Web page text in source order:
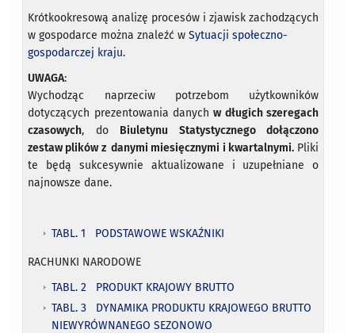
Krótkookresową analizę procesów i zjawisk zachodzących
w gospodarce można znaleźć wSytuacji społeczno-
gospodarczej kraju.
UWAGA:
Wychodząc naprzeciw potrzebom użytkowników
dotyczących prezentowania danychw długich szeregach
czasowych, do Biuletynu Statystycznego dołączono
zestaw plików z danymi miesięcznymi i kwartalnymi.Pliki
te będą sukcesywnie aktualizowane i uzupełniane o
najnowsze dane.
TABL. 1 PODSTAWOWE WSKAŹNIKI
RACHUNKI NARODOWE
TABL. 2 PRODUKT KRAJOWY BRUTTO
TABL. 3 DYNAMIKA PRODUKTU KRAJOWEGO BRUTTO
NIEWYRÓWNANEGO SEZONOWO